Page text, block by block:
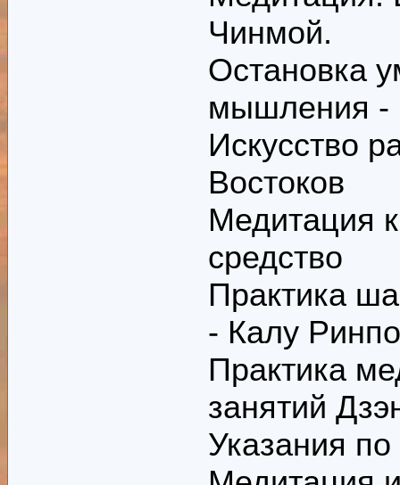
Чинмой.
Остановка
мышления -
Искусство
Востоков
Медитация
средство
Практика
- Калу
Практика
занятий
Указания